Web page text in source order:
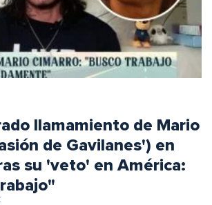
llamamiento de Mario
de Gavilanes') en
su 'veto' en América: